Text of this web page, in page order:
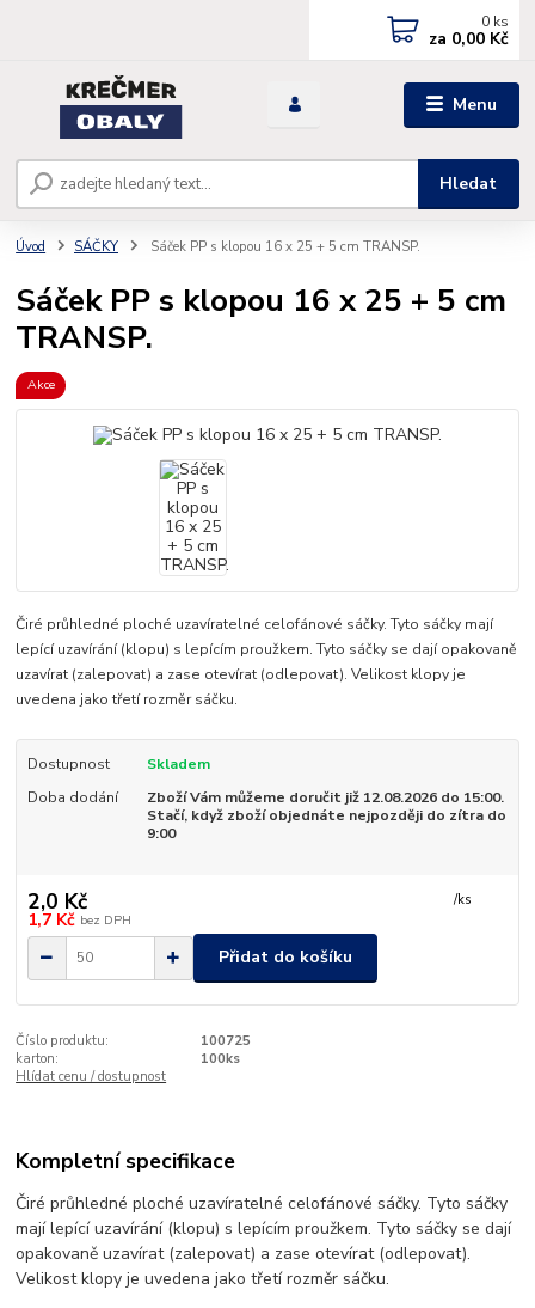
Menu
Hledat
0 ks
za 0,00 Kč
Úvod SÁČKY Sáček PP s klopou 16 x 25 + 5 cm TRANSP.
Sáček PP s klopou 16 x 25 + 5 cm
TRANSP.
Akce
Čiré průhledné ploché uzavíratelné celofánové sáčky. Tyto sáčky mají
lepící uzavírání (klopu) s lepícím proužkem. Tyto sáčky se dají opakovaně
uzavírat (zalepovat) a zase otevírat (odlepovat). Velikost klopy je
uvedena jako třetí rozměr sáčku.
Dostupnost
Skladem
Doba dodání
Zboží Vám můžeme doručit již 12.08.2026 do 15:00.
Stačí, když zboží objednáte nejpozději do zítra do
9:00
2,0 Kč /ks
1,7 Kč bez DPH
Přidat do košíku
Číslo produktu:
100725
karton:
100ks
Hlídat cenu / dostupnost
Kompletní specifikace
Čiré průhledné ploché uzavíratelné celofánové sáčky. Tyto sáčky
mají lepící uzavírání (klopu) s lepícím proužkem. Tyto sáčky se dají
opakovaně uzavírat (zalepovat) a zase otevírat (odlepovat).
Velikost klopy je uvedena jako třetí rozměr sáčku.